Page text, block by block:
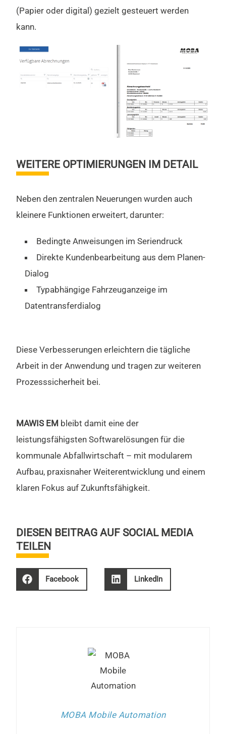
(Papier oder digital) gezielt gesteuert werden
kann.
WEITERE OPTIMIERUNGEN IM DETAIL
Neben den zentralen Neuerungen wurden auch
kleinere Funktionen erweitert, darunter:
Bedingte Anweisungen im Seriendruck
Direkte Kundenbearbeitung aus dem Planen-
Dialog
Typabhängige Fahrzeuganzeige im
Datentransferdialog
Diese Verbesserungen erleichtern die tägliche
Arbeit in der Anwendung und tragen zur weiteren
Prozesssicherheit bei.
MAWIS EM bleibt damit eine der
leistungsfähigsten Softwarelösungen für die
kommunale Abfallwirtschaft – mit modularem
Aufbau, praxisnaher Weiterentwicklung und einem
klaren Fokus auf Zukunftsfähigkeit.
DIESEN BEITRAG AUF SOCIAL MEDIA
TEILEN
Facebook LinkedIn
MOBA Mobile Automation